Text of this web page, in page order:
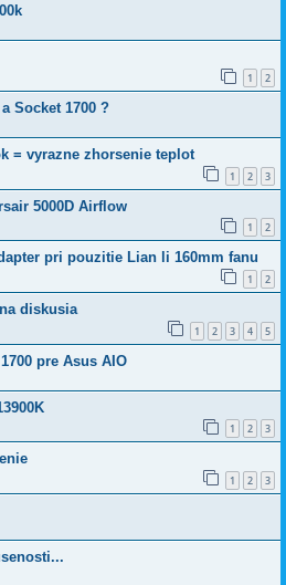
1 2
Socket 1700 ?
= vyrazne zhorsenie teplot
1 2 3
5000D Airflow
1 2
pri pouzitie Lian li 160mm fanu
1 2
diskusia
1 2 3 4 5
pre Asus AIO
1 2 3
1 2 3